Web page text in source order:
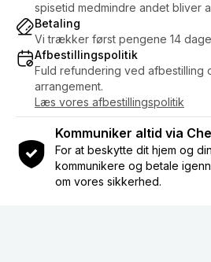
spisetid medmindre andet bliver
Betaling
Vi trækker først pengene 14
Afbestillingspolitik
Fuld refundering ved afbestilling
arrangement.
Læs vores afbestillingspolitik
Kommuniker altid via
For at beskytte dit hjem og
kommunikere og betale
om vores sikkerhed.